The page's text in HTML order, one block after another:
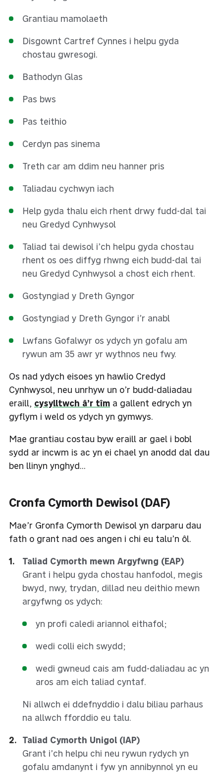
Grantiau mamolaeth
Disgownt Cartref Cynnes i helpu gyda
chostau gwresogi.
Bathodyn Glas
Pas bws
Pas teithio
Cerdyn pas sinema
Treth car am ddim neu hanner pris
Taliadau cychwyn iach
Help gyda thalu eich rhent drwy fudd-dal tai
neu Gredyd Cynhwysol
Taliad tai dewisol i’ch helpu gyda chostau
rhent os oes diffyg rhwng eich budd-dal tai
neu Gredyd Cynhwysol a chost eich rhent.
Gostyngiad y Dreth Gyngor
Gostyngiad y Dreth Gyngor i’r anabl
Lwfans Gofalwyr os ydych yn gofalu am
rywun am 35 awr yr wythnos neu fwy.
Os nad ydych eisoes yn hawlio Credyd
Cynhwysol, neu unrhyw un o’r budd-daliadau
eraill, cysylltwch â’r tîm a gallent edrych yn
gyflym i weld os ydych yn gymwys.
Mae grantiau costau byw eraill ar gael i bobl
sydd ar incwm is ac yn ei chael yn anodd dal dau
ben llinyn ynghyd…
Cronfa Cymorth Dewisol (DAF)
Mae’r Gronfa Cymorth Dewisol yn darparu dau
fath o grant nad oes angen i chi eu talu’n ôl.
Taliad Cymorth mewn Argyfwng (EAP)
Grant i helpu gyda chostau hanfodol, megis
bwyd, nwy, trydan, dillad neu deithio mewn
argyfwng os ydych:
yn profi caledi ariannol eithafol;
wedi colli eich swydd;
wedi gwneud cais am fudd-daliadau ac yn
aros am eich taliad cyntaf.
Ni allwch ei ddefnyddio i dalu biliau parhaus
na allwch fforddio eu talu.
Taliad Cymorth Unigol (IAP)
Grant i’ch helpu chi neu rywun rydych yn
gofalu amdanynt i fyw yn annibynnol yn eu